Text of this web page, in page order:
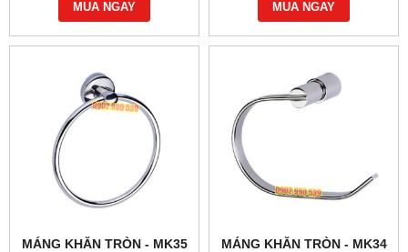
MUA NGAY MUA NGAY
MÁNG KHĂN TRÒN - MK35 MÁNG KHĂN TRÒN - MK34